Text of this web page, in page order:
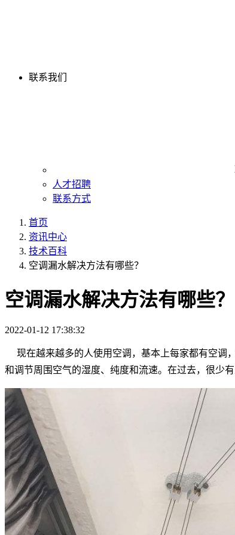
联系我们
人才招聘
联系方式
首页
资讯中心
技术百科
空调漏水解决方法有哪些？
空调漏水解决方法有哪些？
2022-01-12 17:38:32
现在越来越多的人使用空调，基本上每家都有空调
和调节周围空气的湿度、纯度和流速。在过去，很少